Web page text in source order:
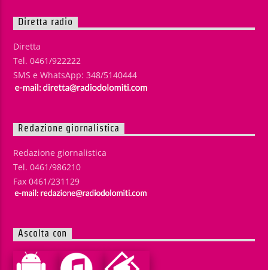
Diretta radio
Diretta
Tel. 0461/922222
SMS e WhatsApp: 348/5140444
Redazione giornalistica
Redazione giornalistica
Tel. 0461/986210
Fax 0461/231129
Ascolta con